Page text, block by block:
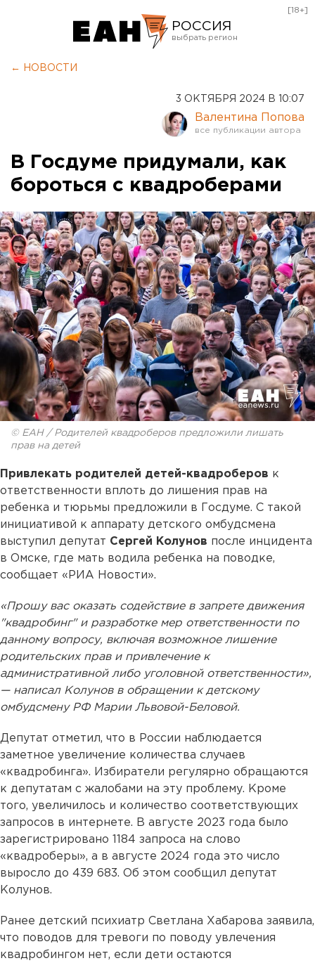
РОССИЯ
Курган
Оренбург
[18+]
← НОВОСТИ
3 ОКТЯБРЯ 2024 В 10:07
Валентина Попова
В Госдуме придумали, как
бороться с квадроберами
© ЕАН / Родителей квадроберов предложили лишать
прав на детей
Привлекать родителей детей-квадроберов к
ответственности вплоть до лишения прав на
ребенка и тюрьмы предложили в Госдуме. С такой
инициативой к аппарату детского омбудсмена
выступил депутат Сергей Колунов после инцидента
в Омске, где мать водила ребенка на поводке,
сообщает «РИА Новости».
«Прошу вас оказать содействие в запрете движения
"квадробинг" и разработке мер ответственности по
данному вопросу, включая возможное лишение
родительских прав и привлечение к
административной либо уголовной ответственности»,
— написал Колунов в обращении к детскому
омбудсмену РФ Марии Львовой-Беловой.
Депутат отметил, что в России наблюдается
заметное увеличение количества случаев
«квадробинга». Избиратели регулярно обращаются
к депутатам с жалобами на эту проблему. Кроме
того, увеличилось и количество соответствующих
запросов в интернете. В августе 2023 года было
зарегистрировано 1184 запроса на слово
«квадроберы», а в августе 2024 года это число
выросло до 439 683. Об этом сообщил депутат
Колунов.
Ранее детский психиатр Светлана Хабарова заявила,
что поводов для тревоги по поводу увлечения
квадробингом нет, если дети остаются